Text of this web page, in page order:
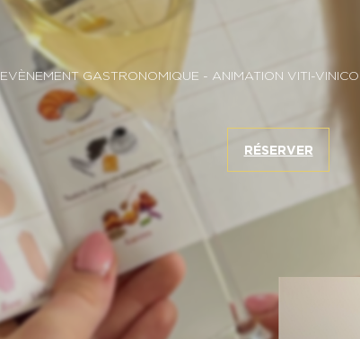
EVÈNEMENT GASTRONOMIQUE - ANIMATION VITI-
RÉSERVER